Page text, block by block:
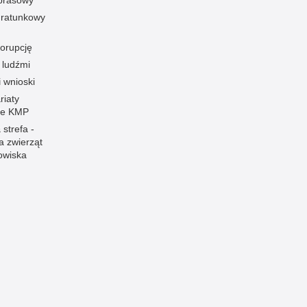
ludźmi
wnioski
KMP
strefa -
zwierząt